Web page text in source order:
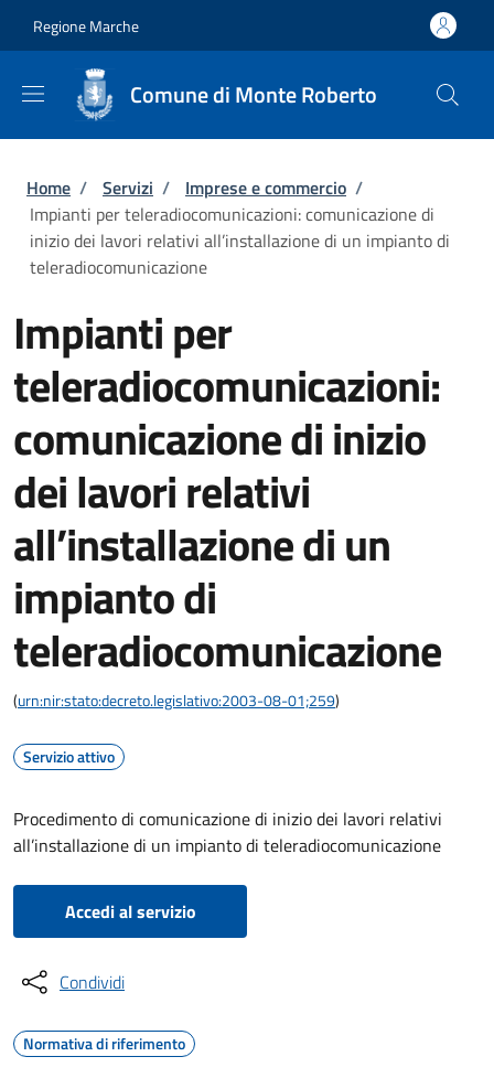
Regione Marche
Comune di Monte Roberto
Briciole di pane
Home / Servizi / Imprese e commercio /
Impianti per teleradiocomunicazioni: comunicazione di
inizio dei lavori relativi all’installazione di un impianto di
teleradiocomunicazione
Impianti per
teleradiocomunicazioni:
comunicazione di inizio
dei lavori relativi
all’installazione di un
impianto di
teleradiocomunicazione
(urn:nir:stato:decreto.legislativo:2003-08-01;259)
Servizio attivo
Procedimento di comunicazione di inizio dei lavori relativi
all’installazione di un impianto di teleradiocomunicazione
Accedi al servizio
Condividi
Normativa di riferimento